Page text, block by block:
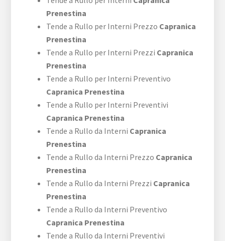
Prenestina
Tende a Rullo per Interni Prezzo Capranica
Prenestina
Tende a Rullo per Interni Prezzi Capranica
Prenestina
Tende a Rullo per Interni Preventivo
Capranica Prenestina
Tende a Rullo per Interni Preventivi
Capranica Prenestina
Tende a Rullo da Interni Capranica
Prenestina
Tende a Rullo da Interni Prezzo Capranica
Prenestina
Tende a Rullo da Interni Prezzi Capranica
Prenestina
Tende a Rullo da Interni Preventivo
Capranica Prenestina
Tende a Rullo da Interni Preventivi